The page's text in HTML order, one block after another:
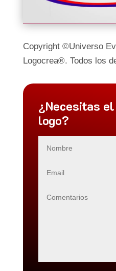
Copyright ©Universo
Logocrea®. Todos los
¿Necesitas
logo?